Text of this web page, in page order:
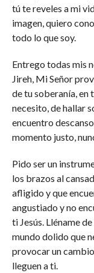
tú te reveles a mi
imagen, quiero
todo lo que soy.
Entrego todas mis
Jireh, Mi Señor
de tu soberanía, en
necesito, de hallar
encuentro
momento justo,
Pido ser un
los brazos al
afligido y que
angustiado y no
ti Jesús. Lléname
mundo dolido que
provocar un
lleguen a ti.